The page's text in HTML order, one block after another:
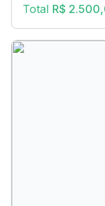
Total R$